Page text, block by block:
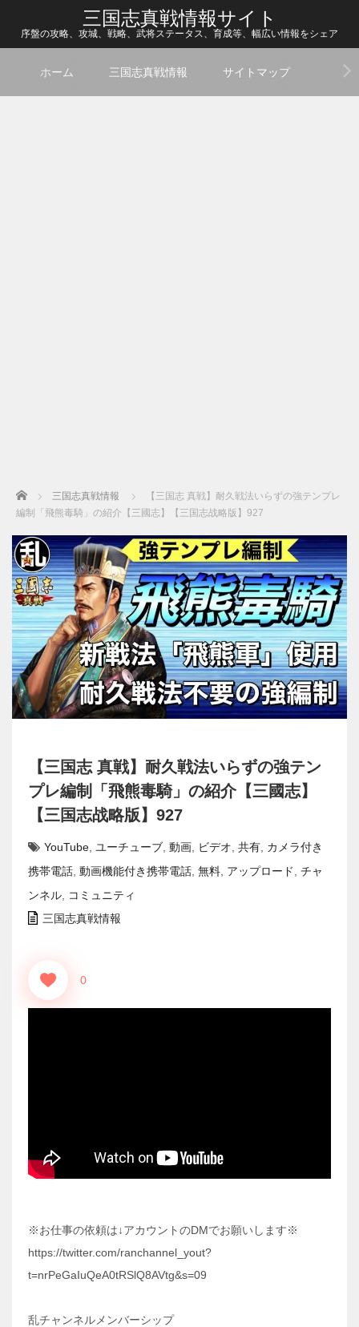
三国志真戦情報サイト
序盤の攻略、攻城、戦略、武将ステータス、育成等、幅広い情報をシェア
ホーム 三国志真戦情報 サイトマップ
Home 三国志真戦情報
【三国志 真戦】耐久戦法いらずの強テンプレ
編制「飛熊毒騎」の紹介【三國志】【三国志战略版】927
【三国志 真戦】耐久戦法いらずの強テン
プレ編制「飛熊毒騎」の紹介【三國志】
【三国志战略版】927
YouTube ユーチューブ 動画 ビデオ 共有 カメラ付き
携帯電話 動画機能付き携帯電話 無料 アップロード
チャ
ンネル
コミュニティ
三国志真戦情報
0
※お仕事の依頼は↓アカウントのDMでお願いします※
https://twitter.com/ranchannel_yout?
t=nrPeGaIuQeA0tRSlQ8AVtg&s=09
乱チャンネルメンバーシップ